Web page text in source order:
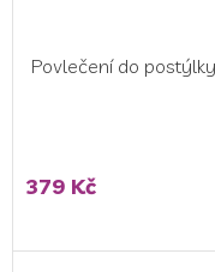
Povlečení do
hodnocení
produktu
5,0
379 Kč